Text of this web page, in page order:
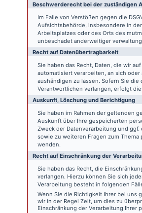
Beschwerde­recht bei der zuständigen
Im Falle von Verstößen gegen die
Aufsichtsbehörde, insbesondere in
Arbeitsplatzes oder des Orts des
unbeschadet anderweitiger
Recht auf Daten­übertrag­barkeit
Sie haben das Recht, Daten, die wir
automatisiert verarbeiten, an sich
aushändigen zu lassen. Sofern Sie
Verantwortlichen verlangen, erfolgt
Auskunft, Löschung und Berichtigung
Sie haben im Rahmen der geltenden
Auskunft über Ihre gespeicherten
Zweck der Datenverarbeitung und
sowie zu weiteren Fragen zum
wenden.
Recht auf Einschränkung der
Sie haben das Recht, die
verlangen. Hierzu können Sie sich
Verarbeitung besteht in folgenden
Wenn Sie die Richtigkeit Ihrer bei
wir in der Regel Zeit, um dies zu
Einschränkung der Verarbeitung Ihrer